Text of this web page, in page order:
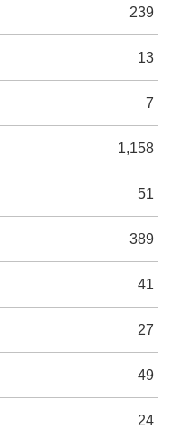
239
13
7
1,158
51
389
41
27
49
24